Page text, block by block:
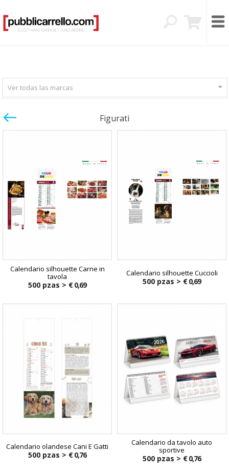
Ver todas las marcas
Figurati
Calendario silhouette Carne in
tavola
500 pzas > € 0,69
Calendario silhouette Cuccioli
500 pzas > € 0,69
Calendario olandese Cani E Gatti
500 pzas > € 0,76
Calendario da tavolo auto
sportive
500 pzas > € 0,76